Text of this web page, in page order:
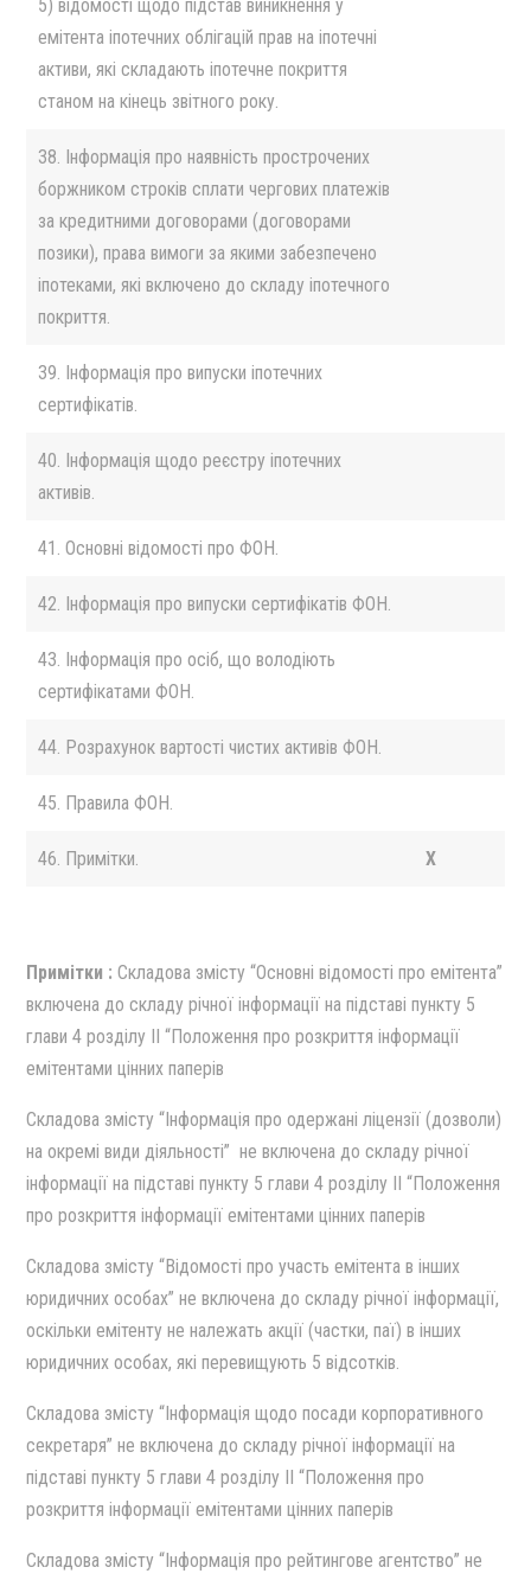
5) відомості щодо підстав виникнення у
емітента іпотечних облігацій прав на іпотечні
активи, які складають іпотечне покриття
станом на кінець звітного року.
38. Інформація про наявність прострочених
боржником строків сплати чергових платежів
за кредитними договорами (договорами
позики), права вимоги за якими забезпечено
іпотеками, які включено до складу іпотечного
покриття.
39. Інформація про випуски іпотечних
сертифікатів.
40. Інформація щодо реєстру іпотечних
активів.
41. Основні відомості про ФОН.
42. Інформація про випуски сертифікатів ФОН.
43. Інформація про осіб, що володіють
сертифікатами ФОН.
44. Розрахунок вартості чистих активів ФОН.
45. Правила ФОН.
46. Примітки. X
Примітки : Cкладова змiсту “Основнi вiдомостi про емiтента”
включена до складу рiчної iнформацiї на пiдставi пункту 5
глави 4 роздiлу II “Положення про розкриття iнформацiї
емiтентами цiнних паперiв
Cкладова змiсту “Iнформацiя про одержанi лiцензiї (дозволи)
на окремi види дiяльностi” не включена до складу рiчної
iнформацiї на пiдставi пункту 5 глави 4 роздiлу II “Положення
про розкриття iнформацiї емiтентами цiнних паперiв
Cкладова змiсту “Вiдомостi про участь емiтента в iнших
юридичних особах” не включена до складу рiчної iнформацiї,
оскiльки емiтенту не належать акцiї (частки, паї) в iнших
юридичних особах, якi перевищують 5 вiдсоткiв.
Cкладова змiсту “Iнформацiя щодо посади корпоративного
секретаря” не включена до складу рiчної iнформацiї на
пiдставi пункту 5 глави 4 роздiлу II “Положення про
розкриття iнформацiї емiтентами цiнних паперiв
Cкладова змiсту “Iнформацiя про рейтингове агентство” не